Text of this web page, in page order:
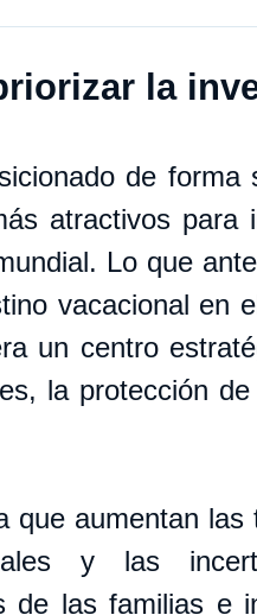
la
de forma
atractivos para
Lo que
vacacional en
un centro
la protección
que aumentan las
y las
de las familias e